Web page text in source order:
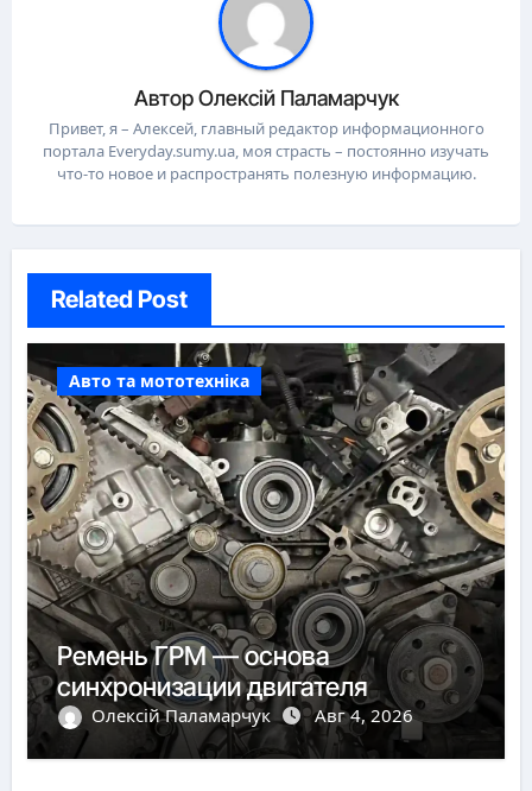
АвторОлексій Паламарчук
Привет, я – Алексей, главный редактор информационного
портала Everyday.sumy.ua, моя страсть – постоянно изучать
что-то новое и распространять полезную информацию.
Related Post
Авто та мототехніка
Ремень ГРМ — основа
синхронизации двигателя
Олексій Паламарчук Авг 4, 2026